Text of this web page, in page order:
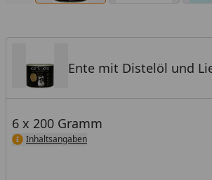
Ente mit Distelöl und
6 x 200 Gramm
Inhaltsangaben